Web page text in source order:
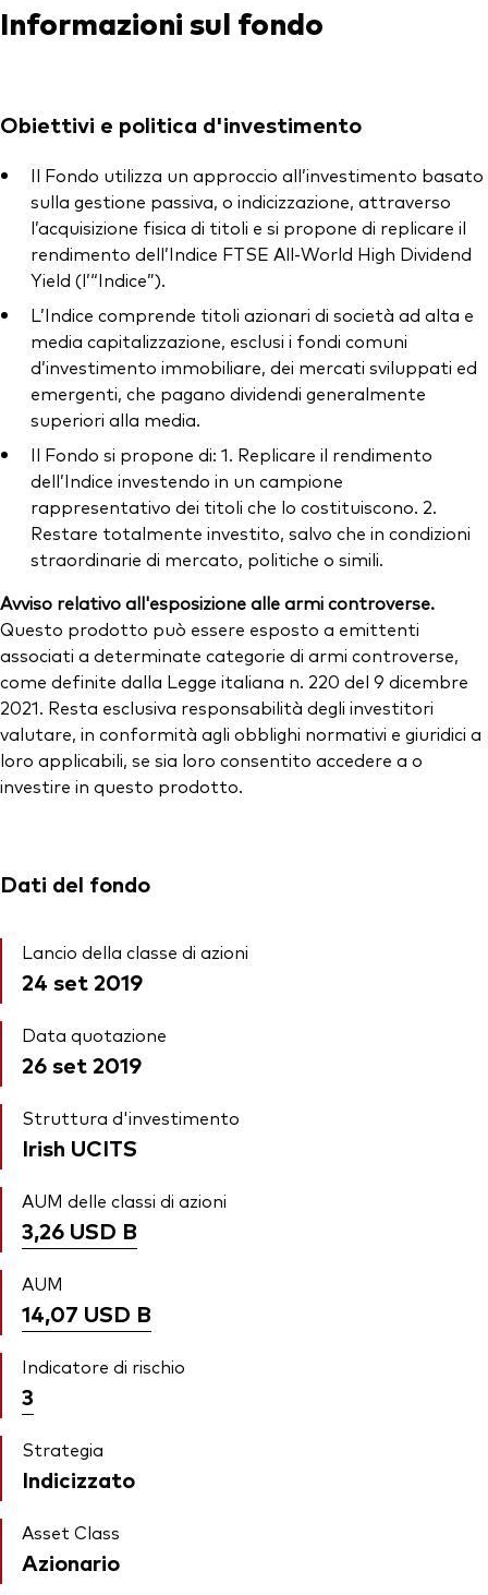
Informazioni sul fondo
Obiettivi e politica d'investimento
Il Fondo utilizza un approccio all’investimento basato
sulla gestione passiva, o indicizzazione, attraverso
l’acquisizione fisica di titoli e si propone di replicare il
rendimento dell’Indice FTSE All-World High Dividend
Yield (l’“Indice”).
L’Indice comprende titoli azionari di società ad alta e
media capitalizzazione, esclusi i fondi comuni
d’investimento immobiliare, dei mercati sviluppati ed
emergenti, che pagano dividendi generalmente
superiori alla media.
Il Fondo si propone di: 1. Replicare il rendimento
dell’Indice investendo in un campione
rappresentativo dei titoli che lo costituiscono. 2.
Restare totalmente investito, salvo che in condizioni
straordinarie di mercato, politiche o simili.
Avviso relativo all'esposizione alle armi controverse.
Questo prodotto può essere esposto a emittenti
associati a determinate categorie di armi controverse,
come definite dalla Legge italiana n. 220 del 9 dicembre
2021. Resta esclusiva responsabilità degli investitori
valutare, in conformità agli obblighi normativi e giuridici a
loro applicabili, se sia loro consentito accedere a o
investire in questo prodotto.
Dati del fondo
Lancio della classe di azioni
24 set 2019
Data quotazione
26 set 2019
Struttura d'investimento
Irish UCITS
AUM delle classi di azioni
3,26 USD B
AUM
14,07 USD B
Indicatore di rischio
3
Strategia
Indicizzato
Asset Class
Azionario